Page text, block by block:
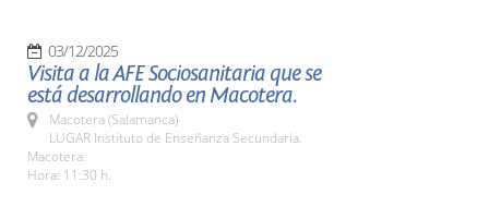
03/12/2025
Visita a la AFE Sociosanitaria que se
está desarrollando en Macotera.
Macotera (Salamanca)
LUGAR Instituto de Enseñanza Secundaria.
Macotera.
Hora: 11:30 h.